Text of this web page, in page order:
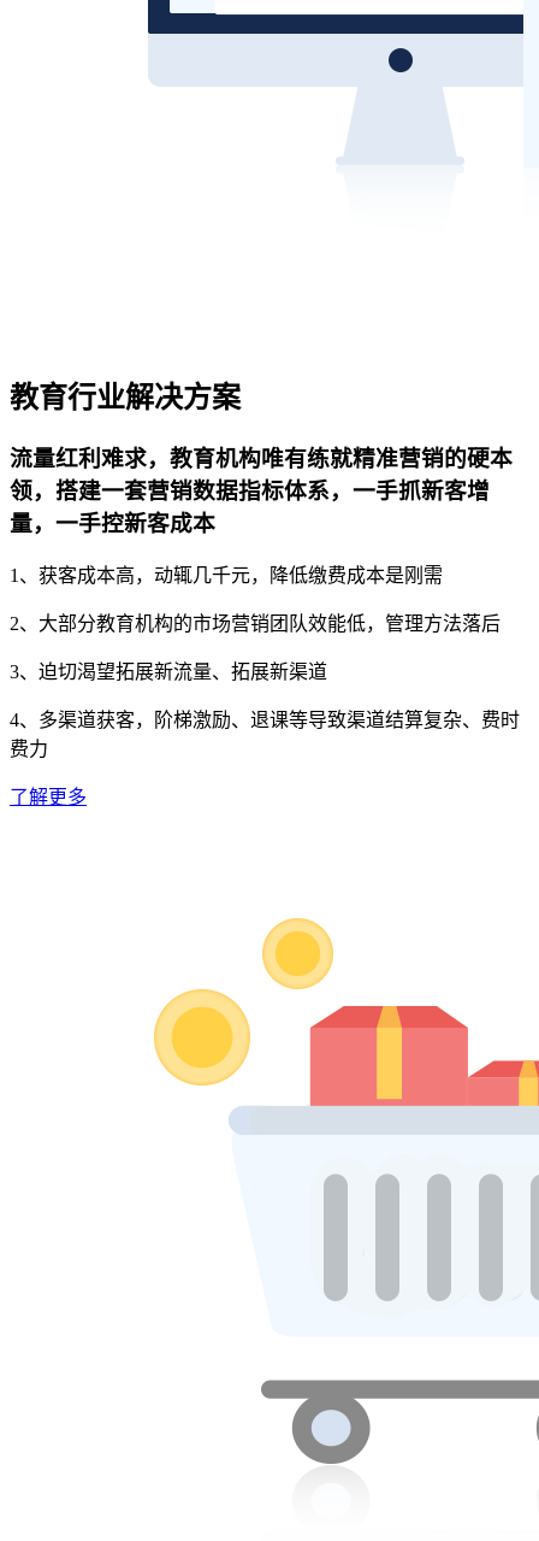
教育行业解决方案
流量红利难求，教育机构唯有练就精准营销的硬本
领，搭建一套营销数据指标体系，一手抓新客增
量，一手控新客成本
1、获客成本高，动辄几千元，降低缴费成本是刚需
2、大部分教育机构的市场营销团队效能低，管理方法落后
3、迫切渴望拓展新流量、拓展新渠道
4、多渠道获客，阶梯激励、退课等导致渠道结算复杂、费时
费力
了解更多